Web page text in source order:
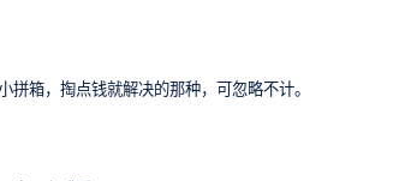
箱，掏点钱就解决的那种，可忽略不计。